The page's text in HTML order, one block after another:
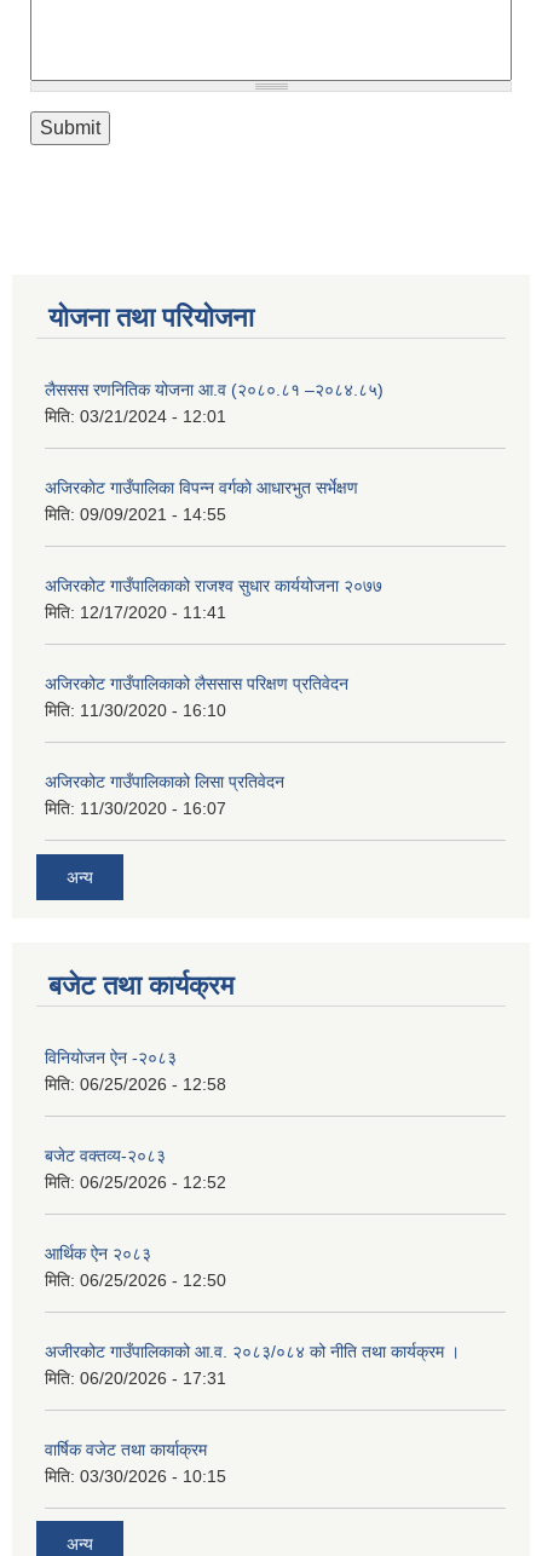
योजना तथा परियोजना
लैससस रणनितिक योजना आ.व (२०८०.८१ –२०८४.८५)
मिति: 03/21/2024 - 12:01
अजिरकाेट गाउँपालिका विपन्न वर्गकाे आधारभुत सर्भेक्षण
मिति: 09/09/2021 - 14:55
अजिरकोट गाउँपालिकाको राजश्व सुधार कार्ययोजना २०७७
मिति: 12/17/2020 - 11:41
अजिरकोट गाउँपालिकाको लैससास परिक्षण प्रतिवेदन
मिति: 11/30/2020 - 16:10
अजिरकोट गाउँपालिकाको लिसा प्रतिवेदन
मिति: 11/30/2020 - 16:07
अन्य
बजेट तथा कार्यक्रम
विनियोजन ऐन -२०८३
मिति: 06/25/2026 - 12:58
बजेट वक्तव्य-२०८३
मिति: 06/25/2026 - 12:52
आर्थिक ऐन २०८३
मिति: 06/25/2026 - 12:50
अजीरकोट गाउँपालिकाको आ.व. २०८३/०८४ को नीति तथा कार्यक्रम ।
मिति: 06/20/2026 - 17:31
वार्षिक वजेट तथा कार्याक्रम
मिति: 03/30/2026 - 10:15
अन्य